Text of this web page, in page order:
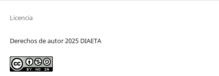
Licencia
Derechos de autor 2025 DIAETA